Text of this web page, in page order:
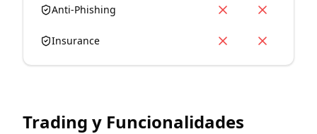
Anti-Phishing
Insurance
Trading y Funcionalidades